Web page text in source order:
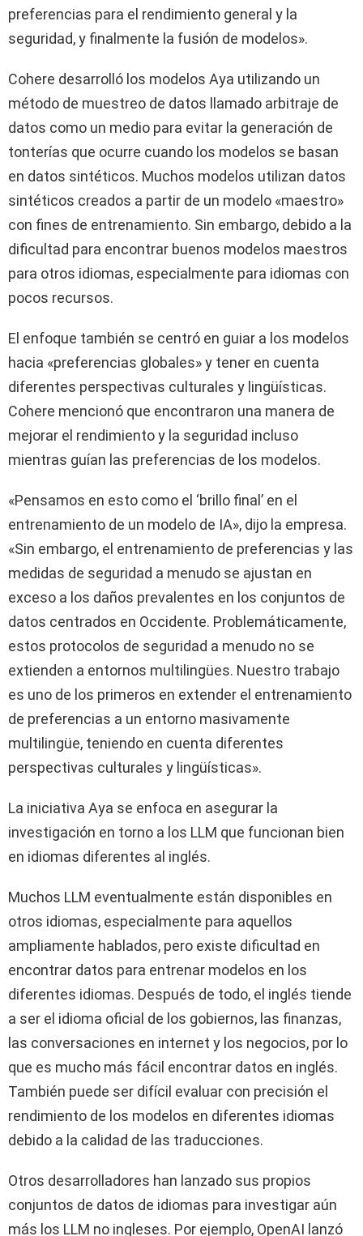
preferencias para el rendimiento general y la
seguridad, y finalmente la fusión de modelos».
Cohere desarrolló los modelos Aya utilizando un
método de muestreo de datos llamado arbitraje de
datos como un medio para evitar la generación de
tonterías que ocurre cuando los modelos se basan
en datos sintéticos. Muchos modelos utilizan datos
sintéticos creados a partir de un modelo «maestro»
con fines de entrenamiento. Sin embargo, debido a la
dificultad para encontrar buenos modelos maestros
para otros idiomas, especialmente para idiomas con
pocos recursos.
El enfoque también se centró en guiar a los modelos
hacia «preferencias globales» y tener en cuenta
diferentes perspectivas culturales y lingüísticas.
Cohere mencionó que encontraron una manera de
mejorar el rendimiento y la seguridad incluso
mientras guían las preferencias de los modelos.
«Pensamos en esto como el ‘brillo final’ en el
entrenamiento de un modelo de IA», dijo la empresa.
«Sin embargo, el entrenamiento de preferencias y las
medidas de seguridad a menudo se ajustan en
exceso a los daños prevalentes en los conjuntos de
datos centrados en Occidente. Problemáticamente,
estos protocolos de seguridad a menudo no se
extienden a entornos multilingües. Nuestro trabajo
es uno de los primeros en extender el entrenamiento
de preferencias a un entorno masivamente
multilingüe, teniendo en cuenta diferentes
perspectivas culturales y lingüísticas».
La iniciativa Aya se enfoca en asegurar la
investigación en torno a los LLM que funcionan bien
en idiomas diferentes al inglés.
Muchos LLM eventualmente están disponibles en
otros idiomas, especialmente para aquellos
ampliamente hablados, pero existe dificultad en
encontrar datos para entrenar modelos en los
diferentes idiomas. Después de todo, el inglés tiende
a ser el idioma oficial de los gobiernos, las finanzas,
las conversaciones en internet y los negocios, por lo
que es mucho más fácil encontrar datos en inglés.
También puede ser difícil evaluar con precisión el
rendimiento de los modelos en diferentes idiomas
debido a la calidad de las traducciones.
Otros desarrolladores han lanzado sus propios
conjuntos de datos de idiomas para investigar aún
más los LLM no ingleses. Por ejemplo, OpenAI lanzó